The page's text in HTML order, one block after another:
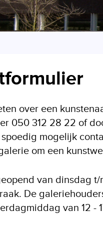
over een
050 312 28 22 of
mogelijk
om een
van dinsdag t/
De
van 12 -